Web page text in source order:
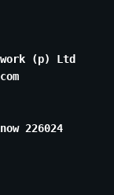
(p) Ltd
226024